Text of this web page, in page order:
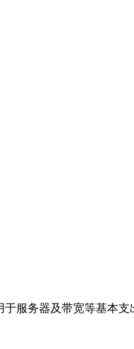
服务器及带宽等基本